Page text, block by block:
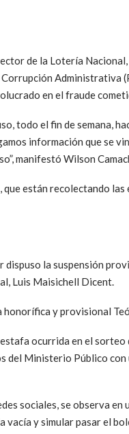
de la Lotería
Administrativa
en el fraude
todo el fin de semana,
información que se
manifestó Wilson
están recolectando las
dispuso la suspensión
Luis Maisichell Dicent.
honorífica y provisional
ocurrida en el sorteo
del Ministerio Público con
sociales, se observa
vacía y simular pasar el